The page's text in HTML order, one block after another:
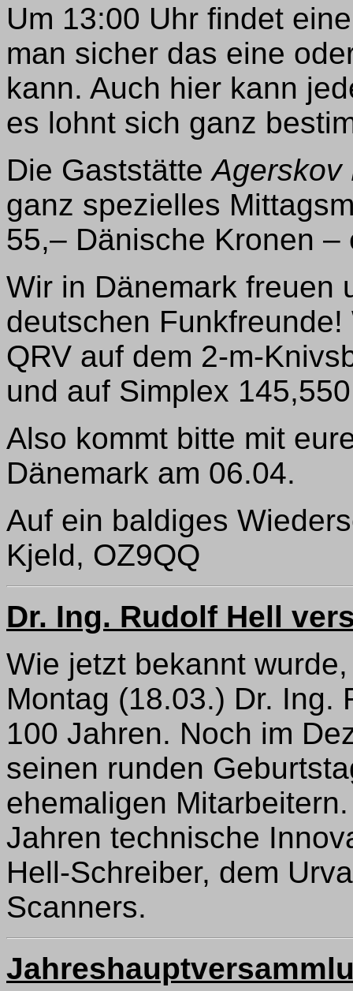
Um 13:00 Uhr findet
man sicher das eine
kann. Auch hier kann
es lohnt sich ganz
Die GaststätteAgerskov
ganz spezielles
55,– Dänische Kronen –
Wir in Dänemark freuen
deutschen
QRV auf dem 2-m-
und auf Simplex
Also kommt bitte mit
Dänemark am 06.04.
Auf ein baldiges
Kjeld, OZ9QQ
Dr. Ing. Rudolf Hell
Wie jetzt bekannt
Montag (18.03.) Dr. Ing.
100 Jahren. Noch im
seinen runden
ehemaligen
Jahren technische
Hell-Schreiber, dem
Scanners.